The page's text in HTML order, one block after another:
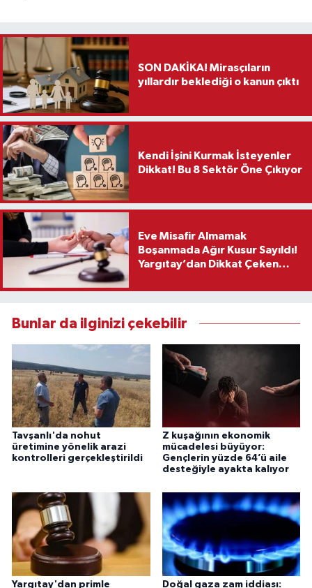
SON DAKİKA! Mirasçıların
yıllardır beklediği o kanun çıktı
Kendi İşini Kurmak İsteyenler
Dikkat! Bu 8 Sektör Öne Çıkıyor
Eve Misafir Almamak
Boşanmada Ağır Kusur Sayıldı!
Yargıtay’dan Dikkat Çeken
Bunlar da ilginizi çekebilir
Tavşanlı'da nohut
üretimine yönelik arazi
kontrolleri gerçekleştirildi
Z kuşağının ekonomik
mücadelesi büyüyor:
Gençlerin yüzde 64’ü aile
desteğiyle ayakta kalıyor
Yargıtay'dan primle Doğal gaza zam iddiası: